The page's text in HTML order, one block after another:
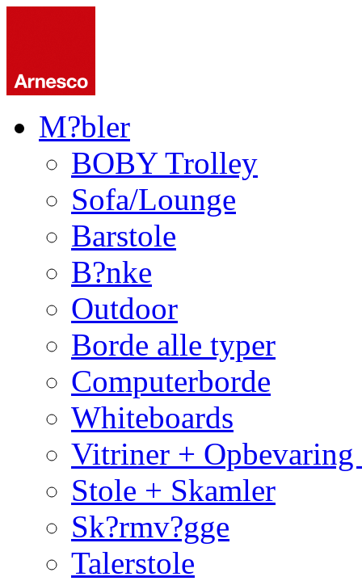
M?bler
BOBY Trolley
Sofa/Lounge
Barstole
B?nke
Outdoor
Borde alle typer
Computerborde
Whiteboards
Vitriner +
Stole + Skamler
Sk?rmv?gge
Talerstole